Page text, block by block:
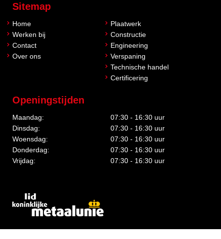
Sitemap
Home
Werken bij
Contact
Over ons
Plaatwerk
Constructie
Engineering
Verspaning
Technische handel
Certificering
Openingstijden
Maandag:
07:30 - 16:30 uur
Dinsdag:
07:30 - 16:30 uur
Woensdag:
07:30 - 16:30 uur
Donderdag:
07:30 - 16:30 uur
Vrijdag:
07:30 - 16:30 uur